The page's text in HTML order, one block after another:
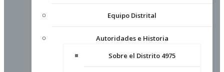
Equipo Distrital
Autoridades e Historia
Sobre el Distrito 4975